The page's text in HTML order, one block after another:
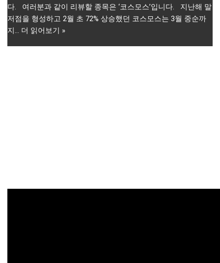
다. 여러분과 같이 리뷰할 종목은 ‘코스모스’입니다. 지난해 말
저점을 형성하고 2월 초 72% 상승했던 코스모스는 3월 중순까
지… 더 읽어보기 »